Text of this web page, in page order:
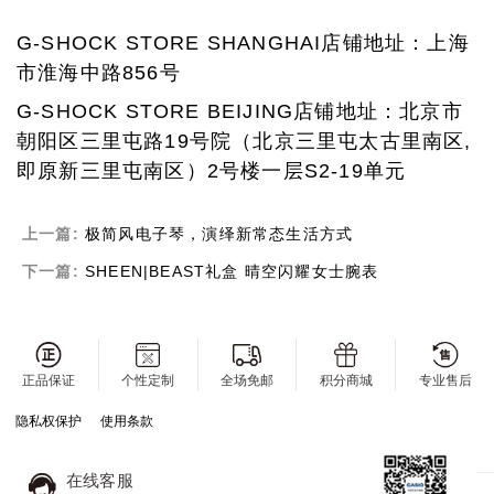
G-SHOCK STORE SHANGHAI店铺地址：上海
市淮海中路856号
G-SHOCK STORE BEIJING店铺地址：北京市
朝阳区三里屯路19号院（北京三里屯太古里南区,
即原新三里屯南区）2号楼一层S2-19单元
上一篇: 极简风电子琴，演绎新常态生活方式
下一篇: SHEEN|BEAST礼盒 晴空闪耀女士腕表
正品保证 个性定制 全场免邮 积分商城 专业售后
隐私权保护 使用条款
在线客服